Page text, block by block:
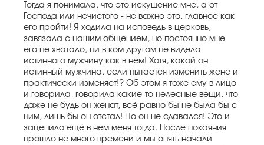
Тогда я понимала, что это искушение мне, а от
Господа или нечистого - не важно это, главное как
его пройти! Я ходила на исповедь в церковь,
завязала с нашим общением, но постоянно мне
его не хватало, ни в ком другом не видела
истинного мужчину как в нем! Хотя, какой он
истинный мужчина, если пытается изменить жене и
практически изменяет!? Об этом я тоже ему в лицо
и говорила, говорила какие-то нелесные вещи, что
даже не будь он женат, всё равно бы не была бы с
ним, лишь бы он отстал! Но он не сдавался! Это и
зацепило ещё в нем меня тогда. После покаяния
прошло не много времени и мы опять начали